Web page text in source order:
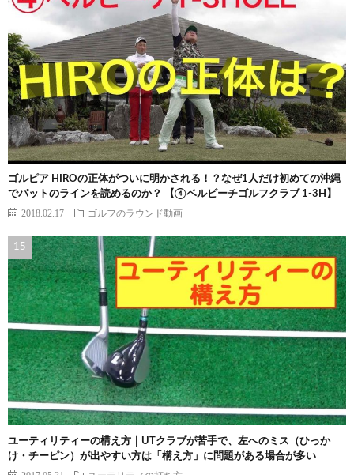
ゴルピア HIROの正体がついに明かされる！？なぜ1人だけ初めての沖縄
でパットのラインを読めるのか？ 【④ベルビーチゴルフクラブ 1-3H】
2018.02.17 ゴルフのラウンド動画
ユーティリティーの構え方｜UTクラブが苦手で、左へのミス（ひっか
け・チーピン）が出やすい方は「構え方」に問題がある場合が多い